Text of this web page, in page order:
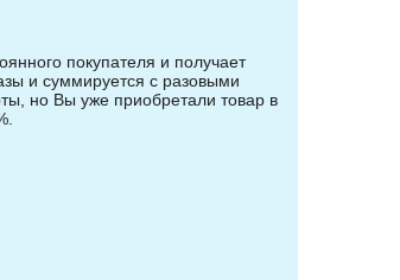
покупателя и получает
и суммируется с разовыми
но Вы уже приобретали товар в